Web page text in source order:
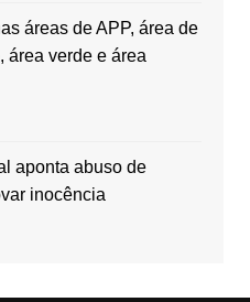
áreas de APP, área de
área verde e área
aponta abuso de
inocência